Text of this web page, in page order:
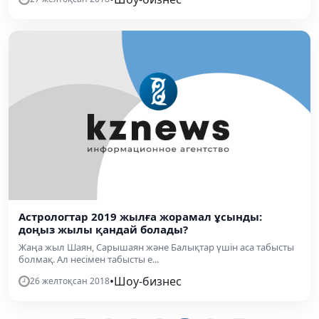
Астрологтар 2019 жылға жорамал ұсынды:
доңыз жылы қандай болады?
Жаңа жыл Шаян, Сарышаян және Балықтар үшін аса табысты
болмақ. Ал несімен табысты е...
26 желтоқсан 2018•Шоу-бизнес